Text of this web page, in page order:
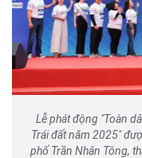
Lễ phát động "Toàn
Trái đất năm 2025"
phố Trần Nhân Tông,